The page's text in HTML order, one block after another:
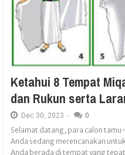
Ketahui 8 Tempat
dan Rukun serta
Dec 30, 2023 - 0
Selamat datang, para calon
Anda sedang merencanakan
Anda berada di tempat yang